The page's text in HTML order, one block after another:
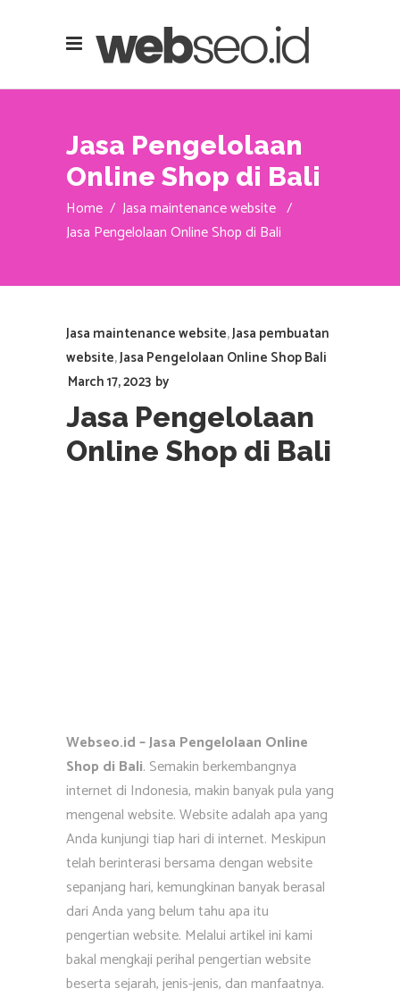
Jasa Pengelolaan
Online Shop di Bali
Home / Jasa maintenance website /
Jasa Pengelolaan Online Shop di Bali
Jasa maintenance website,Jasa pembuatan
website,Jasa Pengelolaan Online Shop Bali
March 17, 2023 by
Jasa Pengelolaan
Online Shop di Bali
Webseo.id – Jasa Pengelolaan Online
Shop di Bali. Semakin berkembangnya
internet di Indonesia, makin banyak pula yang
mengenal website. Website adalah apa yang
Anda kunjungi tiap hari di internet. Meskipun
telah berinterasi bersama dengan website
sepanjang hari, kemungkinan banyak berasal
dari Anda yang belum tahu apa itu
pengertian website. Melalui artikel ini kami
bakal mengkaji perihal pengertian website
beserta sejarah, jenis-jenis, dan manfaatnya.